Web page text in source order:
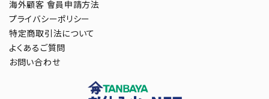
海外顧客 會員申請方法
プライバシーポリシー
特定商取引法について
よくあるご質問
お問い合わせ